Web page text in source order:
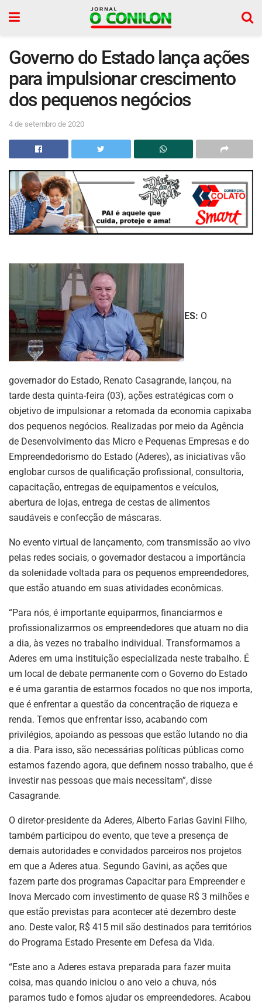
Governo do Estado lança ações
para impulsionar crescimento
dos pequenos negócios
4 de setembro de 2020
ES: O
governador do Estado, Renato Casagrande, lançou, na
tarde desta quinta-feira (03), ações estratégicas com o
objetivo de impulsionar a retomada da economia capixaba
dos pequenos negócios. Realizadas por meio da Agência
de Desenvolvimento das Micro e Pequenas Empresas e do
Empreendedorismo do Estado (Aderes), as iniciativas vão
englobar cursos de qualificação profissional, consultoria,
capacitação, entregas de equipamentos e veículos,
abertura de lojas, entrega de cestas de alimentos
saudáveis e confecção de máscaras.
No evento virtual de lançamento, com transmissão ao vivo
pelas redes sociais, o governador destacou a importância
da solenidade voltada para os pequenos empreendedores,
que estão atuando em suas atividades econômicas.
“Para nós, é importante equiparmos, financiarmos e
profissionalizarmos os empreendedores que atuam no dia
a dia, às vezes no trabalho individual. Transformamos a
Aderes em uma instituição especializada neste trabalho. É
um local de debate permanente com o Governo do Estado
e é uma garantia de estarmos focados no que nos importa,
que é enfrentar a questão da concentração de riqueza e
renda. Temos que enfrentar isso, acabando com
privilégios, apoiando as pessoas que estão lutando no dia
a dia. Para isso, são necessárias políticas públicas como
estamos fazendo agora, que definem nosso trabalho, que é
investir nas pessoas que mais necessitam”, disse
Casagrande.
O diretor-presidente da Aderes, Alberto Farias Gavini Filho,
também participou do evento, que teve a presença de
demais autoridades e convidados parceiros nos projetos
em que a Aderes atua. Segundo Gavini, as ações que
fazem parte dos programas Capacitar para Empreender e
Inova Mercado com investimento de quase R$ 3 milhões e
que estão previstas para acontecer até dezembro deste
ano. Deste valor, R$ 415 mil são destinados para territórios
do Programa Estado Presente em Defesa da Vida.
“Este ano a Aderes estava preparada para fazer muita
coisa, mas quando iniciou o ano veio a chuva, nós
paramos tudo e fomos ajudar os empreendedores. Acabou